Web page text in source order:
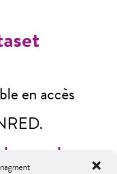
en accès
consulter.